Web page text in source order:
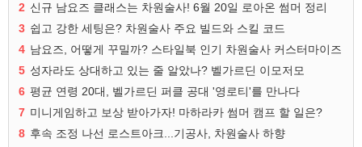
2 신규 남요즈 클래스는 차원술사! 6월 20일 로아온 썸머 정리
3 쉽고 강한 세팅은? 차원술사 주요 빌드와 스킬 코드
4 남요즈, 어떻게 꾸밀까? 스타일북 인기 차원술사 커스터마이즈
5 성자라도 상대하고 있는 줄 알았나? 벨가르딘 이모저모
6 평균 연령 20대, 벨가르딘 퍼클 공대 '영로티'를 만나다
7 미니게임하고 보상 받아가자! 마하라카 썸머 캠프 할 일은?
8 후속 조정 나선 로스트아크...기공사, 차원술사 하향